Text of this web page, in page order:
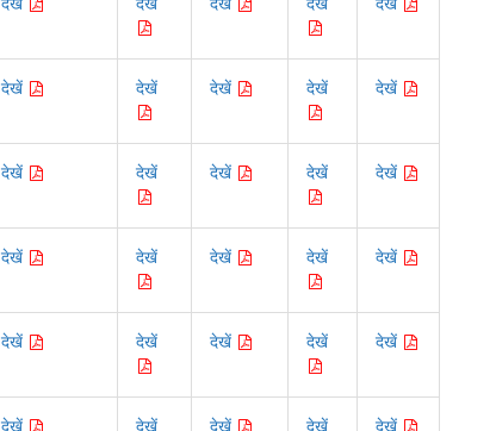
देखें देखें देखें देखें देखें
देखें देखें देखें देखें देखें
देखें देखें देखें देखें देखें
देखें देखें देखें देखें देखें